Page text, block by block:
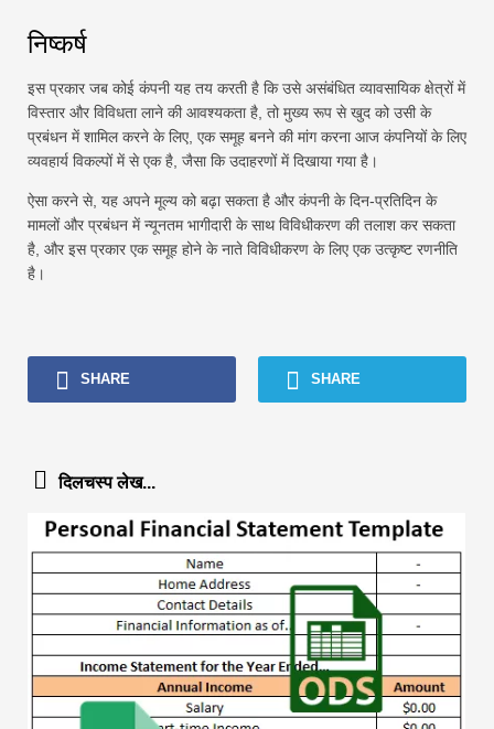
निष्कर्ष
इस प्रकार जब कोई कंपनी यह तय करती है कि उसे असंबंधित व्यावसायिक क्षेत्रों में
विस्तार और विविधता लाने की आवश्यकता है, तो मुख्य रूप से खुद को उसी के
प्रबंधन में शामिल करने के लिए, एक समूह बनने की मांग करना आज कंपनियों के लिए
व्यवहार्य विकल्पों में से एक है, जैसा कि उदाहरणों में दिखाया गया है।
ऐसा करने से, यह अपने मूल्य को बढ़ा सकता है और कंपनी के दिन-प्रतिदिन के
मामलों और प्रबंधन में न्यूनतम भागीदारी के साथ विविधीकरण की तलाश कर सकता
है, और इस प्रकार एक समूह होने के नाते विविधीकरण के लिए एक उत्कृष्ट रणनीति
है।
SHARE SHARE
दिलचस्प लेख...